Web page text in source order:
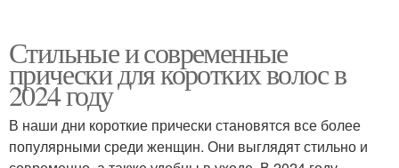
Стильные и современные
прически для коротких волос в
2024 году
В наши дни короткие прически становятся все более
популярными среди женщин. Они выглядят стильно и